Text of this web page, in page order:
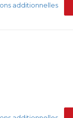
additionnelles